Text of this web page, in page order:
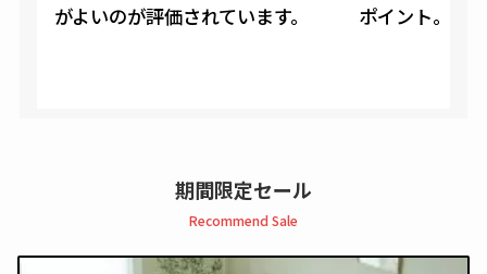
がよいのが評価されています。
ポイント。
期間限定セール
Recommend Sale